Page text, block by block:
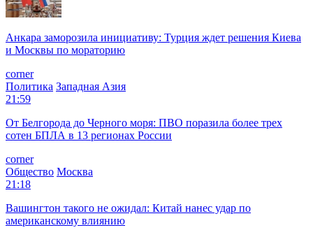
Анкара заморозила инициативу: Турция ждет решения Киева
и Москвы по мораторию
corner
Политика Западная Азия
21:59
От Белгорода до Черного моря: ПВО поразила более трех
сотен БПЛА в 13 регионах России
corner
Общество Москва
21:18
Вашингтон такого не ожидал: Китай нанес удар по
американскому влиянию